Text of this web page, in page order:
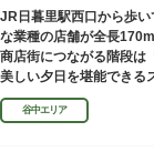
JR日暮里駅西口から歩
な業種の店舗が全長
商店街につながる階段は
美しい夕日を堪能できる
谷中銀座商店街は1945年
発展。昭和の懐かしい
谷中エリア